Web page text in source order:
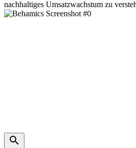
nachhaltiges Umsatzwachstum zu